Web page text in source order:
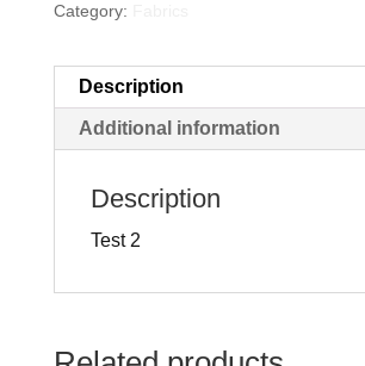
Category:
Description
Additional information
Description
Test 2